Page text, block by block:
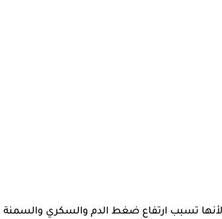
لأنها تسبب ارتفاع ضغط الدم والسكري والسمنة